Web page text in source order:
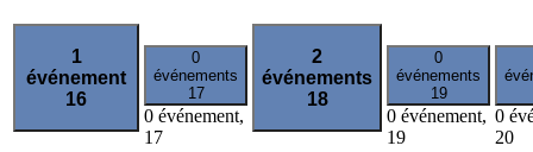
1
événement
16
0
événements
17
0 événement,
17
2
événements
18
0
événements
19
0 événement,
19
0
20